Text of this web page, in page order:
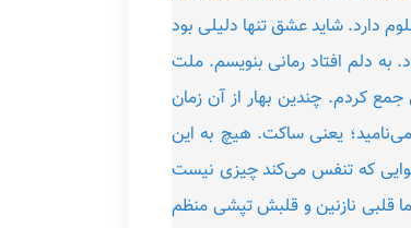
دارد. شاید عشق تنها دلیلی بود
به دلم افتاد رمانی بنویسم. ملت
کردم. چندین بهار از آن زمان
یعنی ساکت. هیچ به این
که تنفس می‌کند چیزی نیست
قلبی نازنین و قلبش تپشی منظم